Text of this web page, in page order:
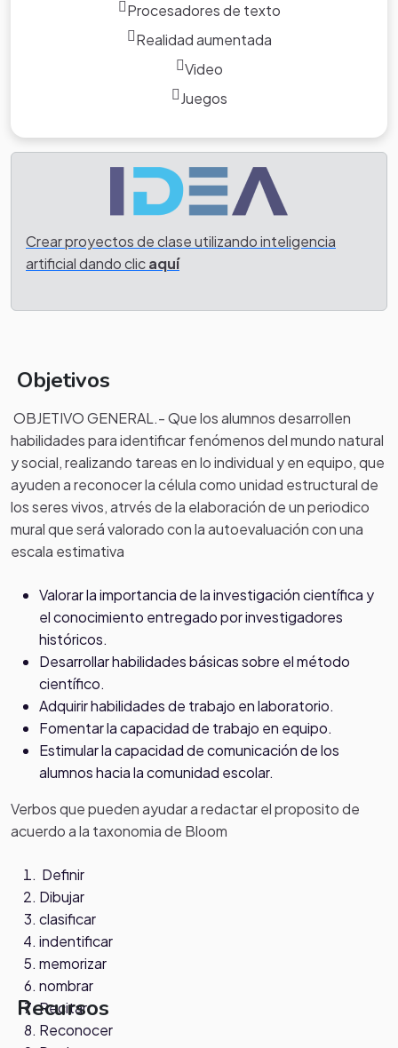
Procesadores de texto
Realidad aumentada
Video
Juegos
Crear proyectos de clase utilizando inteligencia
artificial dando clicaquí
Objetivos
OBJETIVO GENERAL.- Que los alumnos desarrollen
habilidades para identificar fenómenos del mundo natural
y social, realizando tareas en lo individual y en equipo, que
ayuden a reconocer la célula como unidad estructural de
los seres vivos, atrvés de la elaboración de un periodico
mural que será valorado con la autoevaluación con una
escala estimativa
Valorar la importancia de la investigación científica y
el conocimiento entregado por investigadores
históricos.
Desarrollar habilidades básicas sobre el método
científico.
Adquirir habilidades de trabajo en laboratorio.
Fomentar la capacidad de trabajo en equipo.
Estimular la capacidad de comunicación de los
alumnos hacia la comunidad escolar.
Verbos que pueden ayudar a redactar el proposito de
acuerdo a la taxonomia de Bloom
Definir
Dibujar
clasificar
indentificar
memorizar
nombrar
Recitar
Reconocer
Recursos